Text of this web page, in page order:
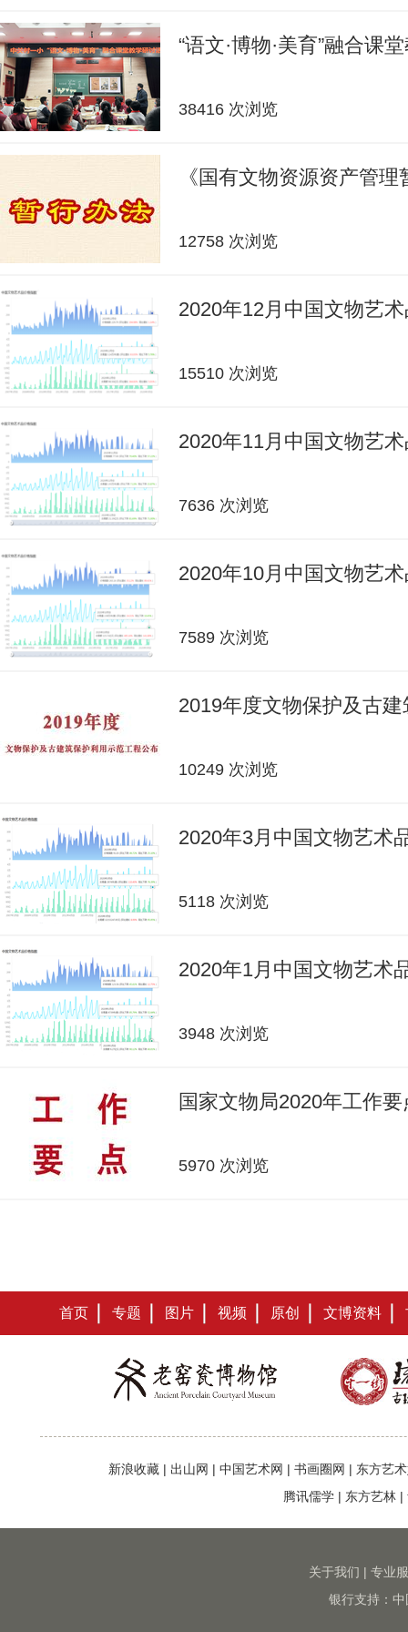
“语文·博物·美育”融合课
38416 次浏览
《国有文物资源资产管
12758 次浏览
2020年12月中国文物艺
15510 次浏览
2020年11月中国文物艺
7636 次浏览
2020年10月中国文物艺
7589 次浏览
2019年度文物保护及古
10249 次浏览
2020年3月中国文物艺术
5118 次浏览
2020年1月中国文物艺术
3948 次浏览
国家文物局2020年工作要
5970 次浏览
首页 专题 图片 视频 原创 文博资料
新浪收藏 | 出山网 | 中国艺术网 | 书画圈网 | 东方艺
腾讯儒学 | 东方艺林 |
关于我们 | 专业
银行支持：